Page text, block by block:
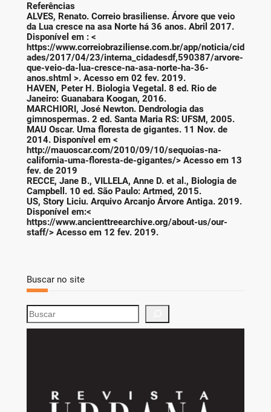
Referências
ALVES, Renato. Correio brasiliense. Árvore que veio
da Lua cresce na asa Norte há 36 anos. Abril 2017.
Disponível em : <
https://www.correiobraziliense.com.br/app/noticia/cid
ades/2017/04/23/interna_cidadesdf,590387/arvore-
que-veio-da-lua-cresce-na-asa-norte-ha-36-
anos.shtml >. Acesso em 02 fev. 2019.
HAVEN, Peter H. Biologia Vegetal. 8 ed. Rio de
Janeiro: Guanabara Koogan, 2016.
MARCHIORI, José Newton. Dendrologia das
gimnospermas. 2 ed. Santa Maria RS: UFSM, 2005.
MAU Oscar. Uma floresta de gigantes. 11 Nov. de
2014. Disponível em <
http://mauoscar.com/2010/09/10/sequoias-na-
california-uma-floresta-de-gigantes/> Acesso em 13
fev. de 2019
RECCE, Jane B., VILLELA, Anne D. et al., Biologia de
Campbell. 10 ed. São Paulo: Artmed, 2015.
US, Story Liciu. Arquivo Arcanjo Árvore Antiga. 2019.
Disponível em:<
https://www.ancienttreearchive.org/about-us/our-
staff/> Acesso em 12 fev. 2019.
Buscar no site
S
e